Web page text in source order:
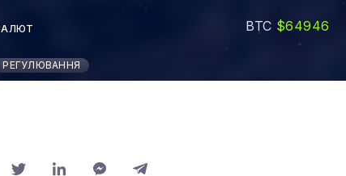
BTC $64946
РЕГУЛЮВАННЯ